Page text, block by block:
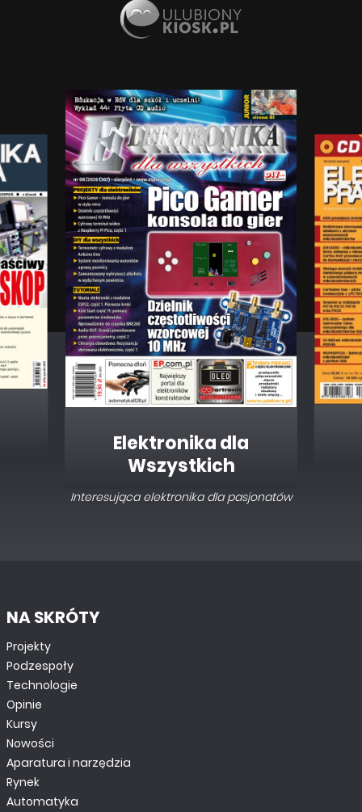
Elektronika dla
Wszystkich
Interesująca elektronika dla pasjonatów
NA SKRÓTY
Projekty
Podzespoły
Technologie
Opinie
Kursy
Nowości
Aparatura i narzędzia
Rynek
Automatyka